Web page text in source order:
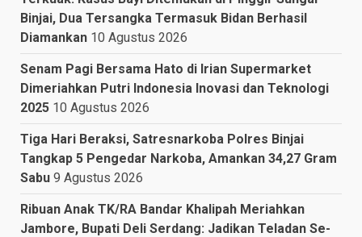
Binjai, Dua Tersangka Termasuk Bidan Berhasil
Diamankan 10 Agustus 2026
Senam Pagi Bersama Hato di Irian Supermarket
Dimeriahkan Putri Indonesia Inovasi dan Teknologi
2025 10 Agustus 2026
Tiga Hari Beraksi, Satresnarkoba Polres Binjai
Tangkap 5 Pengedar Narkoba, Amankan 34,27 Gram
Sabu 9 Agustus 2026
Ribuan Anak TK/RA Bandar Khalipah Meriahkan
Jambore, Bupati Deli Serdang: Jadikan Teladan Se-